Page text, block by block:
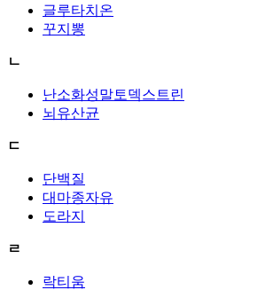
글루타치온
꾸지뽕
ㄴ
난소화성말토덱스트린
뇌유산균
ㄷ
단백질
대마종자유
도라지
ㄹ
락티움